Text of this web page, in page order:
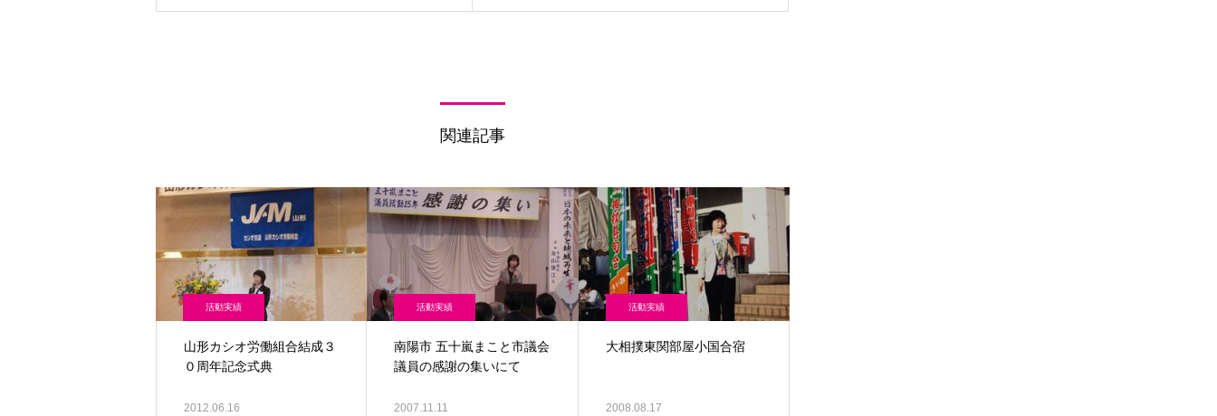
関連記事
活動実績
山形カシオ労働組合結成３
０周年記念式典
2012.06.16
活動実績
南陽市 五十嵐まこと市議会
議員の感謝の集いにて
2007.11.11
活動実績
大相撲東関部屋小国合宿
2008.08.17